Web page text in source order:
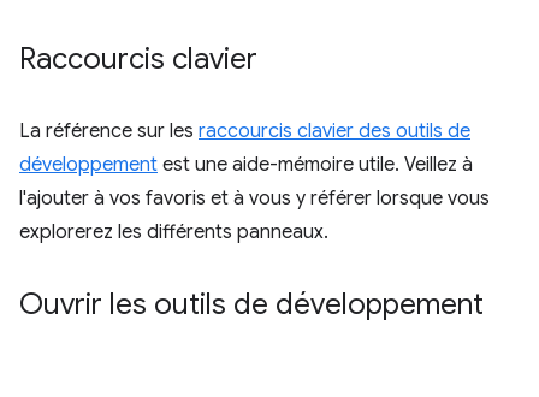
Raccourcis clavier
La référence sur les raccourcis clavier des outils de
développement est une aide-mémoire utile. Veillez à
l'ajouter à vos favoris et à vous y référer lorsque vous
explorerez les différents panneaux.
Ouvrir les outils de développement